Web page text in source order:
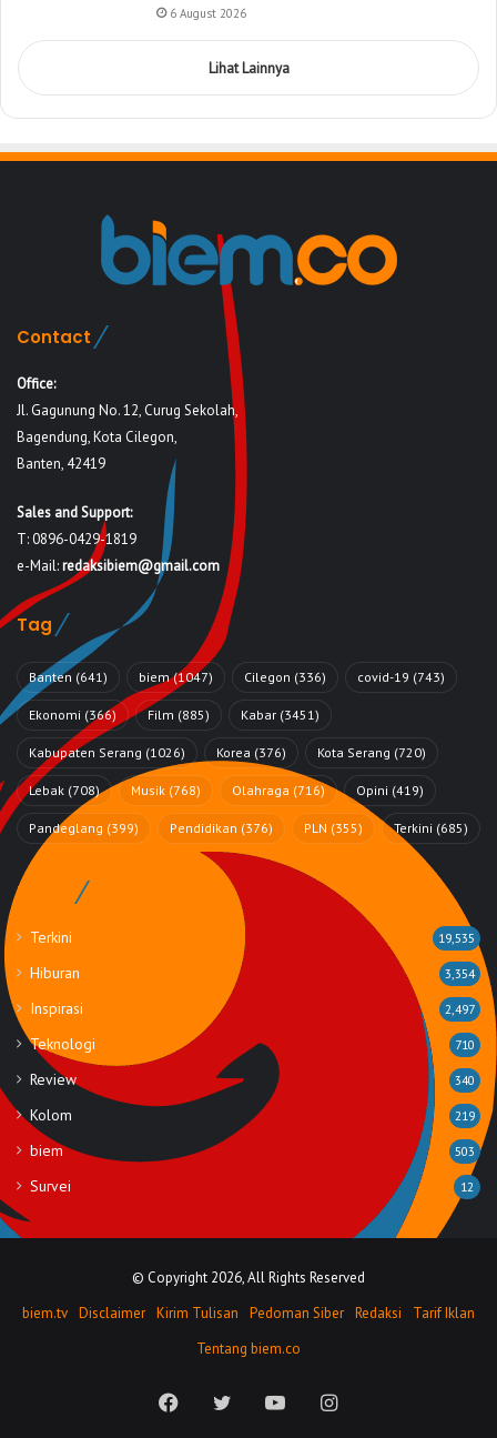
6 August 2026
Lihat Lainnya
Contact
Office:
Jl. Gagunung No. 12, Curug Sekolah,
Bagendung, Kota Cilegon,
Banten, 42419
Sales and Support:
T: 0896-0429-1819
e-Mail:redaksibiem@gmail.com
Tag
Banten (641) biem(1047) Cilegon (336) covid-19 (743)
Ekonomi (366) Film (885) Kabar (3451)
Kabupaten Serang (1026) Korea (376) Kota Serang (720)
Lebak (708) Musik (768) Olahraga (716) Opini (419)
Pandeglang (399) Pendidikan (376) PLN (355) Terkini (685)
Rubrik
Terkini 19,535
Hiburan 3,354
Inspirasi 2,497
Teknologi 710
Review 340
Kolom 219
biem 503
Survei 12
© Copyright 2026, All Rights Reserved
biem.tv Disclaimer Kirim Tulisan Pedoman Siber Redaksi
Tarif Iklan
Tentang biem.co
FacebookTwitter YouTubeInstagram